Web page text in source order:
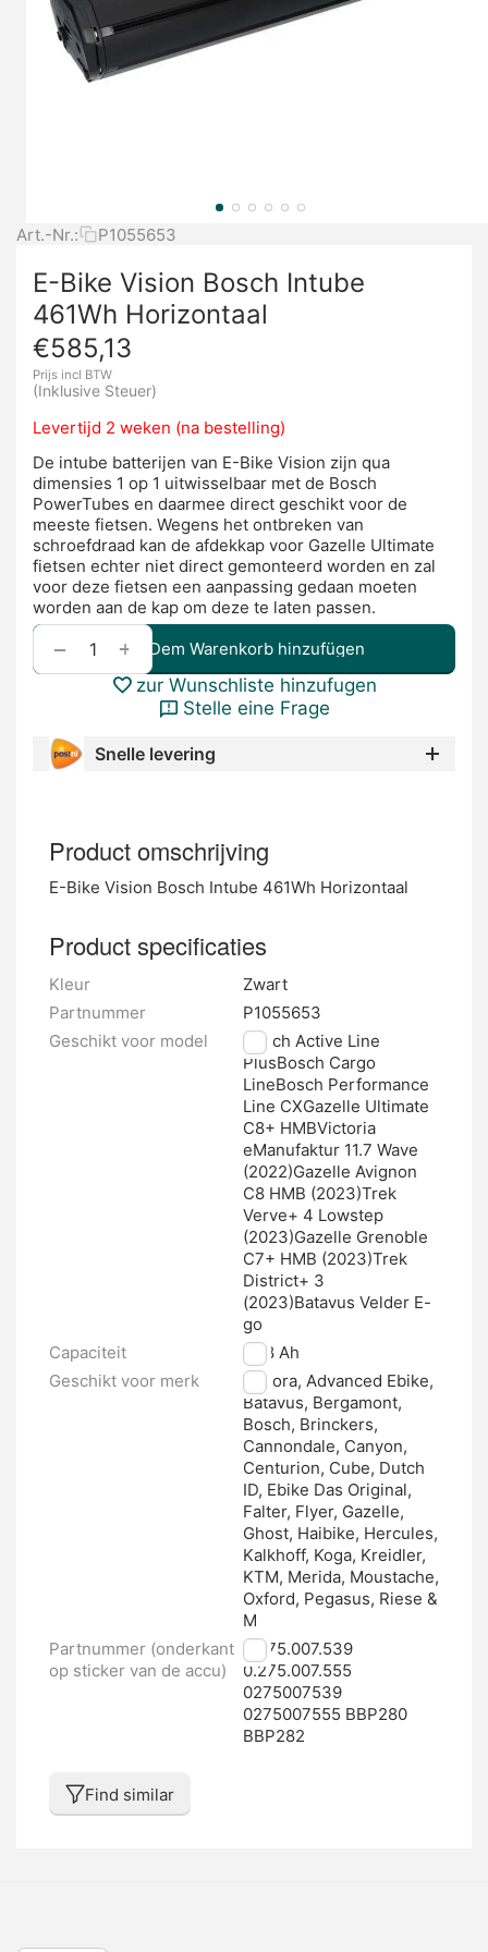
Art.-Nr.: P1055653
E-Bike Vision Bosch Intube
461Wh Horizontaal
€585,13
Prijs incl BTW
(Inklusive Steuer)
Levertijd 2 weken (na bestelling)
De intube batterijen van E-Bike Vision zijn qua
dimensies 1 op 1 uitwisselbaar met de Bosch
PowerTubes en daarmee direct geschikt voor de
meeste fietsen. Wegens het ontbreken van
schroefdraad kan de afdekkap voor Gazelle Ultimate
fietsen echter niet direct gemonteerd worden en zal
voor deze fietsen een aanpassing gedaan moeten
worden aan de kap om deze te laten passen.
+
− Dem Warenkorb hinzufügen
zur Wunschliste hinzufugen
Stelle eine Frage
Snelle levering
Product omschrijving
E-Bike Vision Bosch Intube 461Wh Horizontaal
Product specificaties
Kleur
Zwart
Partnummer
P1055653
Geschikt voor model
Bosch Active Line
PlusBosch Cargo
LineBosch Performance
Line CXGazelle Ultimate
C8+ HMBVictoria
eManufaktur 11.7 Wave
(2022)Gazelle Avignon
C8 HMB (2023)Trek
Verve+ 4 Lowstep
(2023)Gazelle Grenoble
C7+ HMB (2023)Trek
District+ 3
(2023)Batavus Velder E-
go
Capaciteit
12.8 Ah
Geschikt voor merk
Winora, Advanced Ebike,
Batavus, Bergamont,
Bosch, Brinckers,
Cannondale, Canyon,
Centurion, Cube, Dutch
ID, Ebike Das Original,
Falter, Flyer, Gazelle,
Ghost, Haibike, Hercules,
Kalkhoff, Koga, Kreidler,
KTM, Merida, Moustache,
Oxford, Pegasus, Riese &
M
Partnummer (onderkant
op sticker van de accu)
0.275.007.539
0.275.007.555
0275007539
0275007555 BBP280
BBP282
Find similar